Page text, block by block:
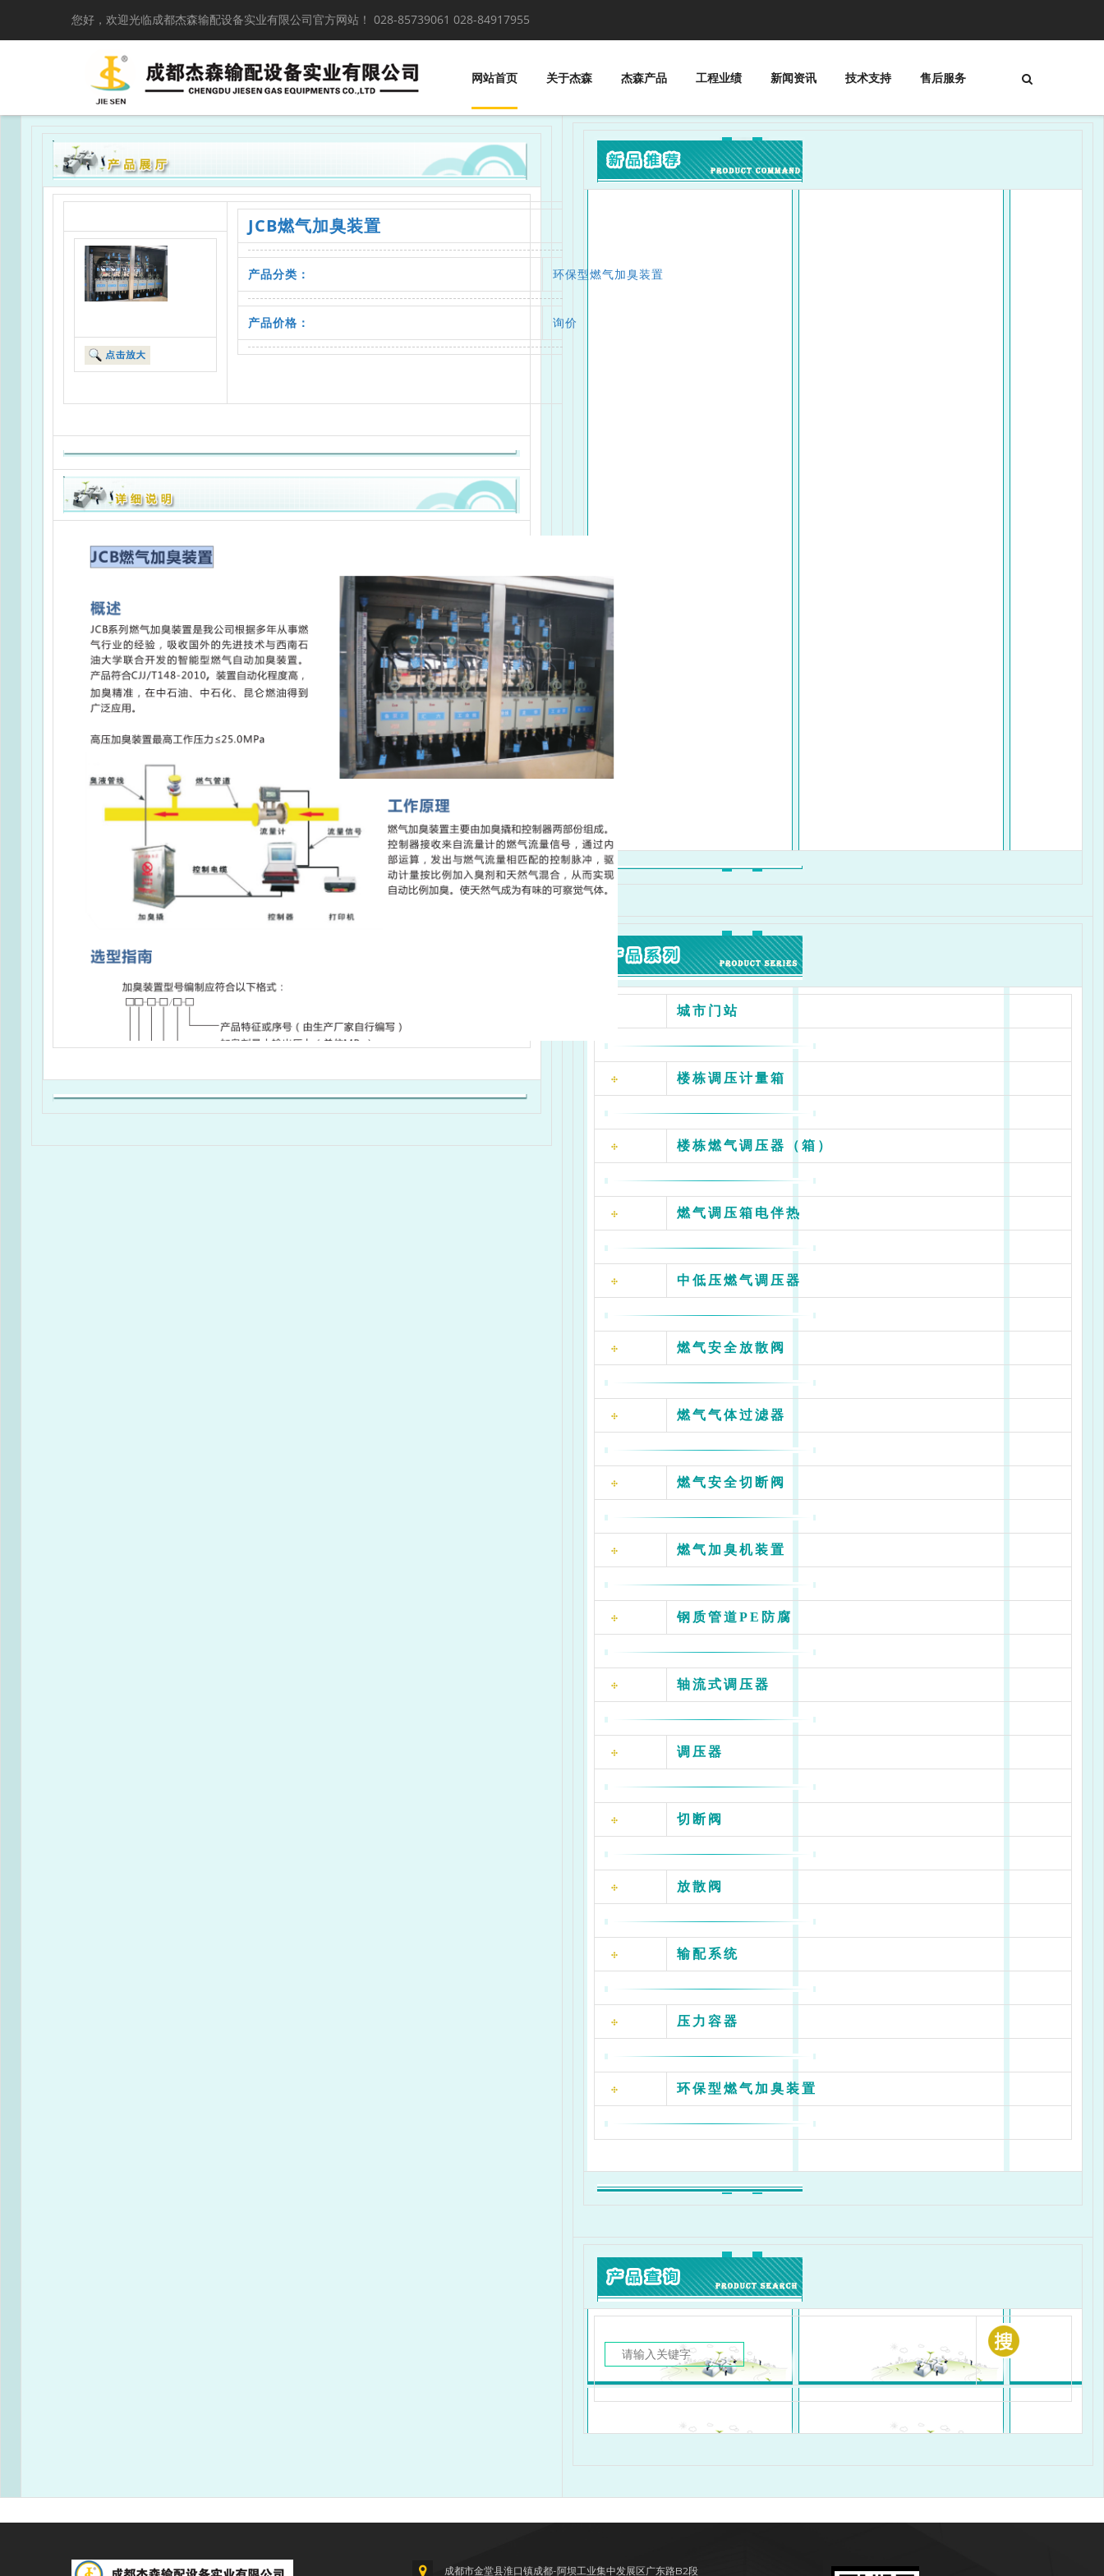
您好，欢迎光临成都杰森输配设备实业有限公司官方网站！ 028-85739061 028-84917955
网站首页 关于杰森 杰森产品 工程业绩 新闻资讯 技术支持 售后服务
JCB燃气加臭装置
产品分类： 环保型燃气加臭装置
产品价格： 询价
城市门站
楼栋调压计量箱
楼栋燃气调压器（箱）
燃气调压箱电伴热
中低压燃气调压器
燃气安全放散阀
燃气气体过滤器
燃气安全切断阀
燃气加臭机装置
钢质管道PE防腐
轴流式调压器
调压器
切断阀
放散阀
输配系统
压力容器
环保型燃气加臭装置
成都市金堂县淮口镇成都-阿坝工业集中发展区广东路B2段